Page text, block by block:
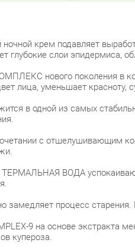
крем подавляет
глубокие слои эпидермиса,
нового поколения в
лица, уменьшает красноту,
в одной из самых
с отшелушивающим
ВОДА
процесс
9 на основе
купероза.